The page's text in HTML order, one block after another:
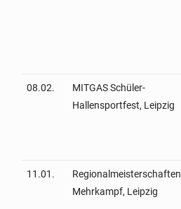
08.02.
MITGAS Schüler-
Hallensportfest, Leipzig
11.01.
Regionalmeisterschaften
Mehrkampf, Leipzig